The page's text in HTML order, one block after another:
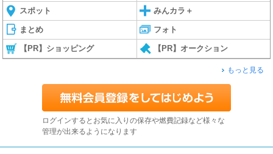
スポット みんカラ＋
まとめ フォト
【PR】ショッピング 【PR】オークション
もっと見る
ログインするとお気に入りの保存や燃費記録など様々な
管理が出来るようになります